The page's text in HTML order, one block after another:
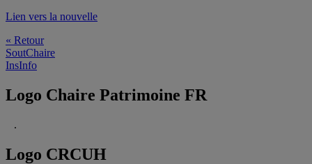
Lien vers la nouvelle
« Retour
SoutChaire
InsInfo
Logo Chaire Patrimoine FR
.
Logo CRCUH